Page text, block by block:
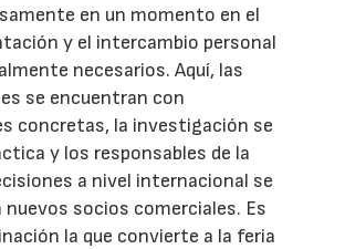
en un momento en el
y el intercambio personal
necesarios. Aquí, las
se encuentran con
concretas, la investigación se
y los responsables de la
a nivel internacional se
nuevos socios comerciales. Es
la que convierte a la feria